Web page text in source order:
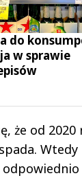
do
w sprawie
że od 2020
Wtedy